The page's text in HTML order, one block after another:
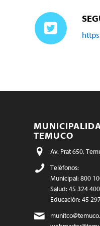
TEMUCO
Av. Prat 650,
Teléfonos:
Municipal: 800
Salud: 45 324
Educación: 45